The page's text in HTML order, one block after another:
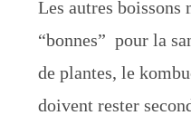
Les autres boissons
“bonnes” pour la
de plantes, le
doivent rester